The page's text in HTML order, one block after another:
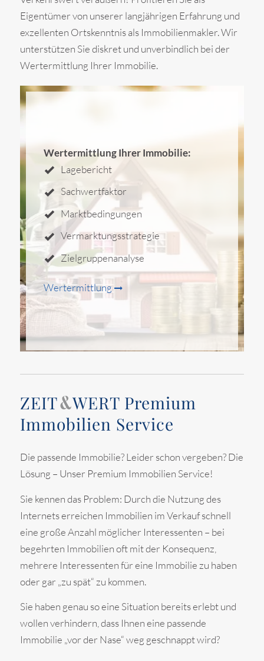
Eigentümer von unserer langjährigen Erfahrung und
exzellenten Ortskenntnis als Immobilienmakler. Wir
unterstützen Sie diskret und unverbindlich bei der
Wertermittlung Ihrer Immobilie.
Wertermittlung Ihrer Immobilie:
Lagebericht
Sachwertfaktor
Marktbedingungen
Vermarktungsstrategie
Zielgruppenanalyse
Wertermittlung
ZEIT&WERT Premium
Immobilien Service
Die passende Immobilie? Leider schon vergeben? Die
Lösung – Unser Premium Immobilien Service!
Sie kennen das Problem: Durch die Nutzung des
Internets erreichen Immobilien im Verkauf schnell
eine große Anzahl möglicher Interessenten – bei
begehrten Immobilien oft mit der Konsequenz,
mehrere Interessenten für eine Immobilie zu haben
oder gar „zu spät“ zu kommen.
Sie haben genau so eine Situation bereits erlebt und
wollen verhindern, dass Ihnen eine passende
Immobilie „vor der Nase“ weg geschnappt wird?